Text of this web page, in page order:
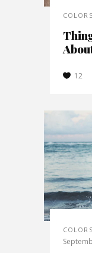
COLORS
12
COLORS